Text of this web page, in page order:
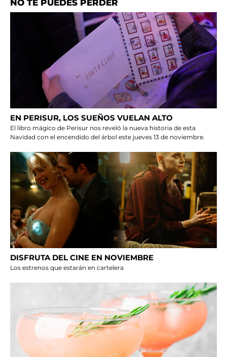
NO TE PUEDES PERDER
EN PERISUR, LOS SUEÑOS VUELAN ALTO
El libro mágico de Perisur nos reveló la nueva historia de esta
Navidad con el encendido del árbol este jueves 13 de noviembre.
DISFRUTA DEL CINE EN NOVIEMBRE
Los estrenos que estarán en cartelera